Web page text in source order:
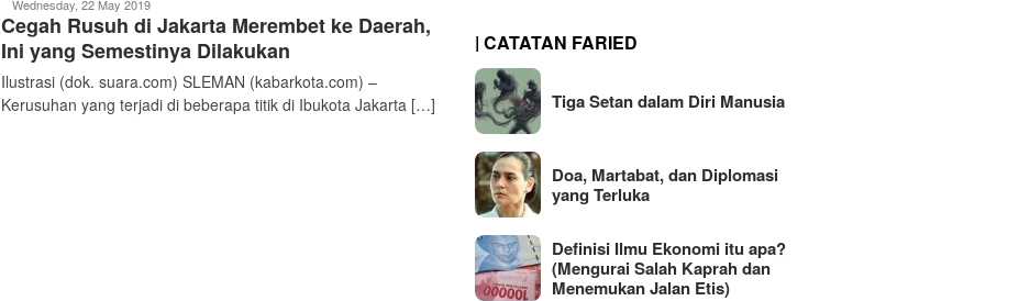
kabarkota
Wednesday, 22 May 2019
Cegah Rusuh di Jakarta Merembet ke Daerah,
Ini yang Semestinya Dilakukan
Ilustrasi (dok. suara.com) SLEMAN (kabarkota.com) –
Kerusuhan yang terjadi di beberapa titik di Ibukota Jakarta […]
| CATATAN FARIED
Tiga Setan dalam Diri Manusia
Doa, Martabat, dan Diplomasi
yang Terluka
Definisi Ilmu Ekonomi itu apa?
(Mengurai Salah Kaprah dan
Menemukan Jalan Etis)